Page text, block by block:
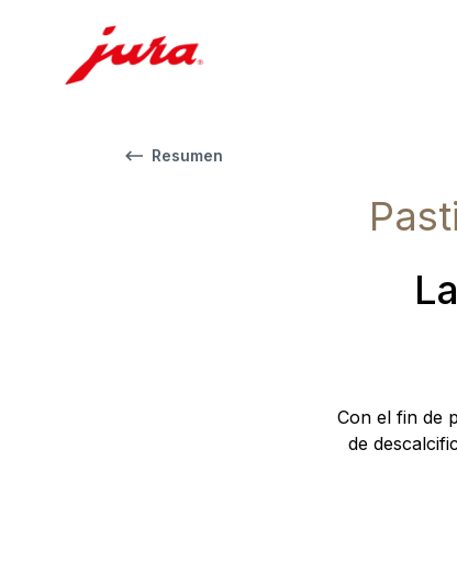
Resumen
Con el fin de
de